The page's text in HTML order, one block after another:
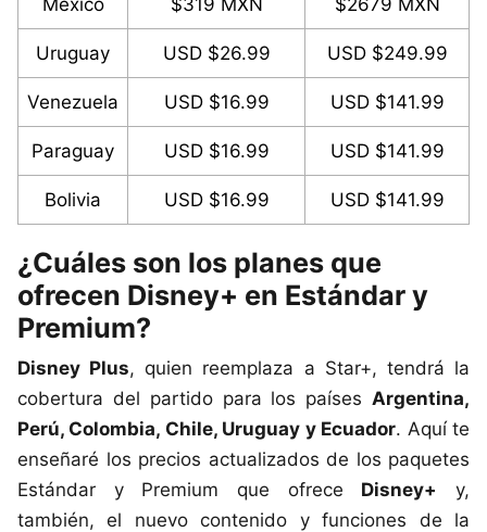
Uruguay USD $26.99 USD $249.99
Venezuela USD $16.99 USD $141.99
Paraguay USD $16.99 USD $141.99
Bolivia USD $16.99 USD $141.99
¿Cuáles son los planes que
ofrecen Disney+ en Estándar y
Premium?
Disney Plus, quien reemplaza a Star+, tendrá la
cobertura del partido para los países Argentina,
Perú, Colombia, Chile, Uruguay y Ecuador. Aquí te
enseñaré los precios actualizados de los paquetes
Estándar y Premium que ofrece Disney+
y,
también, el nuevo contenido y funciones de la